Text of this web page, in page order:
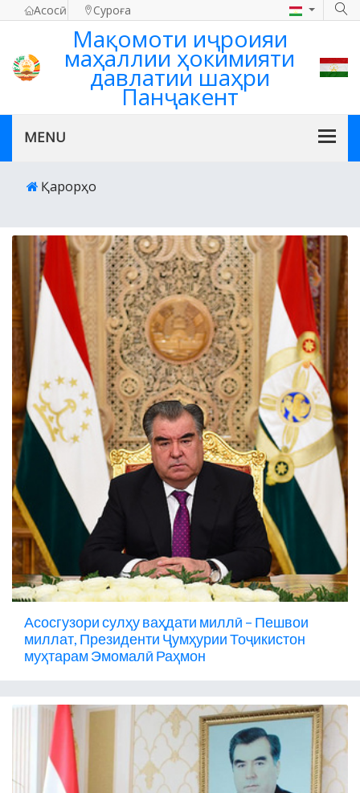
Асосӣ Суроға
Мақомоти иҷроияи
маҳаллии ҳокимияти
давлатии шаҳри
Панҷакент
Қарорҳо
Асосгузори сулҳу ваҳдати миллӣ – Пешвои
миллат, Президенти Ҷумҳурии Тоҷикистон
муҳтарам Эмомалӣ Раҳмон